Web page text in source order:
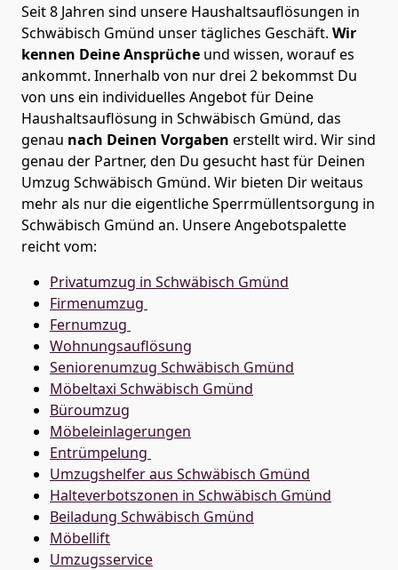
Seit 8 Jahren sind unsere Haushaltsauflösungen in
Schwäbisch Gmünd unser tägliches Geschäft. Wir
kennen Deine Ansprüche und wissen, worauf es
ankommt. Innerhalb von nur drei 2 bekommst Du
von uns ein individuelles Angebot für Deine
Haushaltsauflösung in Schwäbisch Gmünd, das
genau nach Deinen Vorgaben erstellt wird. Wir sind
genau der Partner, den Du gesucht hast für Deinen
Umzug Schwäbisch Gmünd. Wir bieten Dir weitaus
mehr als nur die eigentliche Sperrmüllentsorgung in
Schwäbisch Gmünd an. Unsere Angebotspalette
reicht vom:
Privatumzug in Schwäbisch Gmünd
Firmenumzug
Fernumzug
Wohnungsauflösung
Seniorenumzug Schwäbisch Gmünd
Möbeltaxi Schwäbisch Gmünd
Büroumzug
Möbeleinlagerungen
Entrümpelung
Umzugshelfer aus Schwäbisch Gmünd
Halteverbotszonen in Schwäbisch Gmünd
Beiladung Schwäbisch Gmünd
Möbellift
Umzugsservice